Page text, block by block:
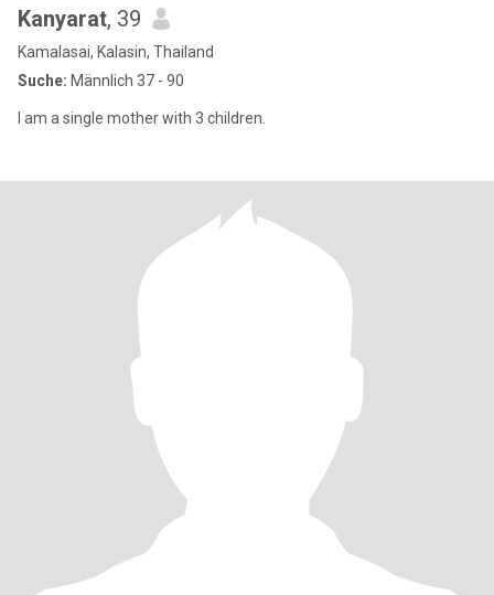
Kanyarat, 39
Kamalasai, Kalasin, Thailand
Suche: Männlich 37 - 90
I am a single mother with 3 children.